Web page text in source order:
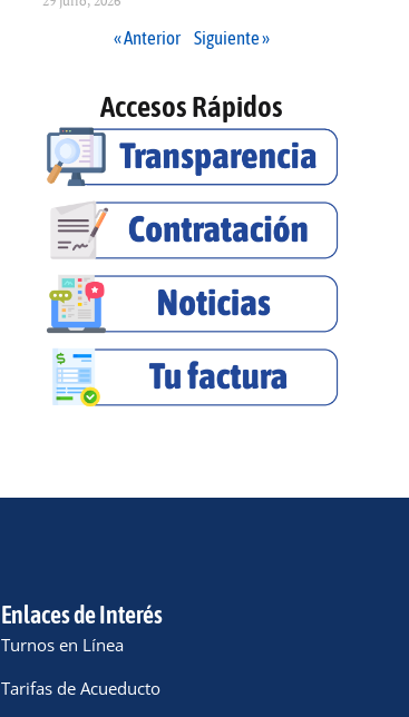
« Anterior Siguiente »
Accesos Rápidos
Enlaces de Interés
Turnos en Línea
Tarifas de Acueducto